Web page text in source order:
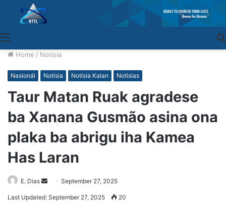
Home / Notísia
Nasionál Notísia Notísia Kalan Notisias
Taur Matan Ruak agradese
ba Xanana Gusmão asina ona
plaka ba abrigu iha Kamea
Has Laran
E. Dias
Send
an
September 27, 2025
Last Updated: September 27, 2025 20